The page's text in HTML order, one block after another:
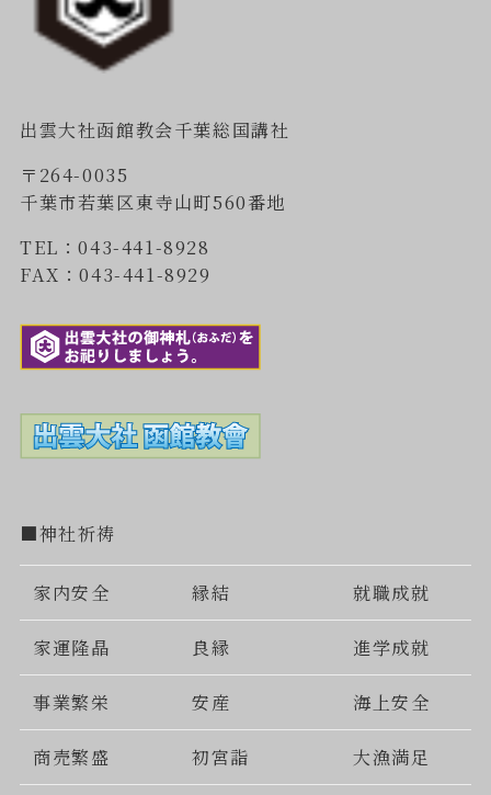
出雲大社函館教会千葉総国講社
〒264-0035
千葉市若葉区東寺山町560番地
TEL：043-441-8928
FAX：043-441-8929
■神社祈祷
家内安全 縁結 就職成就
家運隆晶 良縁 進学成就
事業繁栄 安産 海上安全
商売繁盛 初宮詣 大漁満足